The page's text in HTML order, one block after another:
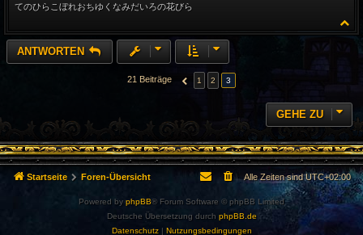
てのひらこぼれおちゆくなみだいろの花びら
a
n
ANTWORTEN
21 Beiträge VORHERIGE
1 2 3
GEHE ZU
Startseite Foren-Übersicht Alle Zeiten sindUTC+02:00
Powered by phpBB® Forum Software © phpBB Limited
Deutsche Übersetzung durch phpBB.de
Datenschutz| Nutzungsbedingungen